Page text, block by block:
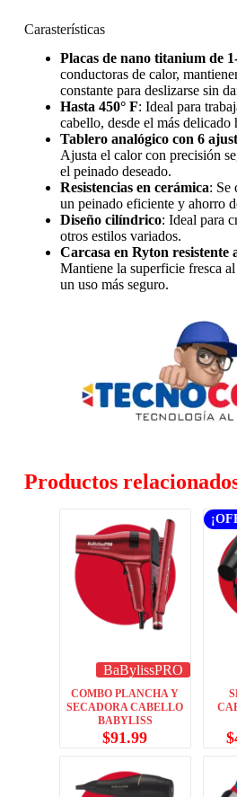
Carasterísticas
Placas de nano titanium de
conductoras de calor,
constante para deslizarse sin
Hasta 450° F: Ideal para
cabello, desde el más delicado
Tablero analógico con 6
Ajusta el calor con precisión
el peinado deseado.
Resistencias en cerámica: Se
un peinado eficiente y ahorro
Diseño cilíndrico: Ideal para
otros estilos variados.
Carcasa en Ryton resistente
Mantiene la superficie fresca
un uso más seguro.
Productos
BaBylissPRO
COMBO PLANCHA Y
SECADORA CABELLO
BABYLISS
$91.99 $